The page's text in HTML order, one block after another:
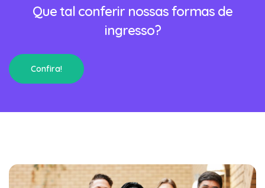
Que tal conferir nossas formas de
ingresso?
Confira!